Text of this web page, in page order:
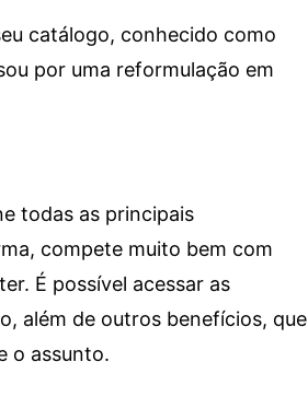
catálogo, conhecido como
por uma reformulação em
todas as principais
compete muito bem com
É possível acessar as
além de outros benefícios, que
o assunto.